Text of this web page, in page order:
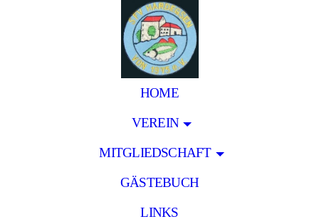
HOME
VEREIN
MITGLIEDSCHAFT
GÄSTEBUCH
LINKS